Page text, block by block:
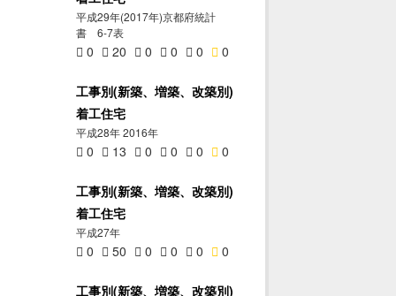
平成29年(2017年)京都府統計
書 6-7表
0 20 0 0 0 0
工事別(新築、増築、改築別)
着工住宅
平成28年 2016年
0 13 0 0 0 0
工事別(新築、増築、改築別)
着工住宅
平成27年
0 50 0 0 0 0
工事別(新築、増築、改築別)